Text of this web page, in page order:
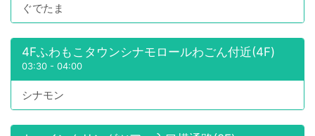
ぐでたま
4Fふわもこタウンシナモロールわごん付近(4F)
03:30 - 04:00
シナモン